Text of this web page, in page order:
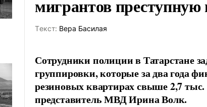
мигрантов преступную
Tекст: Вера Басилая
Сотрудники полиции в Татарстане
группировки, которые за два года
резиновых квартирах свыше 2,7
представитель МВД Ирина Волк.